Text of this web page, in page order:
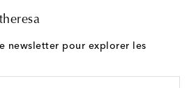
newsletter pour explorer les